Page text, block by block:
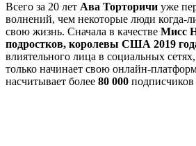
Всего за 20 лет Ава Торторичи уже
волнений, чем некоторые люди когда-
свою жизнь. Сначала в качестве Мисс
подростков, королевы США 2019
влиятельного лица в социальных сетях,
только начинает свою онлайн-
насчитывает более 80 000 подписчиков